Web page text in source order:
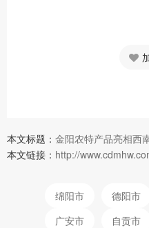
本文标题： 金阳农特产品亮相西
本文链接： http://
绵阳市 德阳市
广安市
自贡市